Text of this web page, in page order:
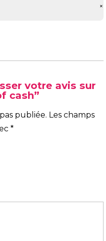
+
votre avis sur
cash”
publiée. Les champs
*